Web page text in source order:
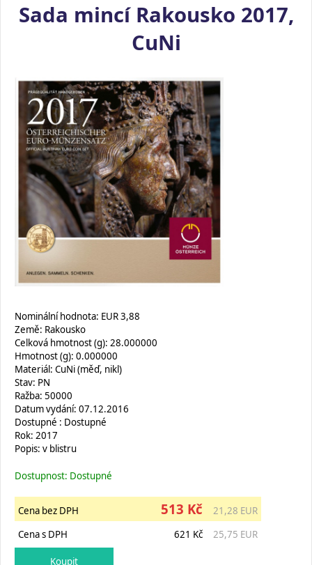
Sada mincí Rakousko 2017,
CuNi
Nominální hodnota: EUR 3,88
Země: Rakousko
Celková hmotnost (g): 28.000000
Hmotnost (g): 0.000000
Materiál: CuNi (měď, nikl)
Stav: PN
Ražba: 50000
Datum vydání: 07.12.2016
Dostupné : Dostupné
Rok: 2017
Popis: v blistru
Dostupnost: Dostupné
Cena bez DPH 513 Kč
21,28 EUR
Cena s DPH
621 Kč 25,75 EUR